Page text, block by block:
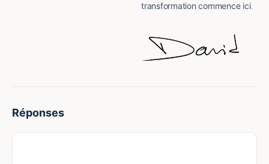
transformation commence ici.
Réponses